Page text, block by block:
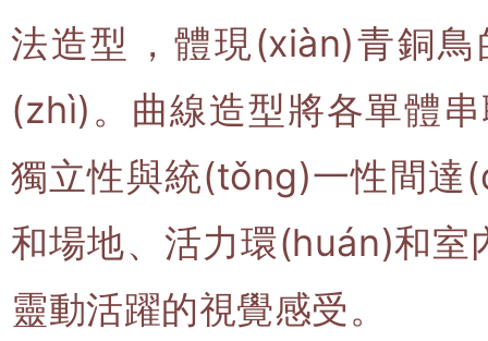
法造型，體現(xiàn)青銅
(zhì)。曲線造型將各單體
獨立性與統(tǒng)一性間達
和場地、活力環(huán)和
靈動活躍的視覺感受。